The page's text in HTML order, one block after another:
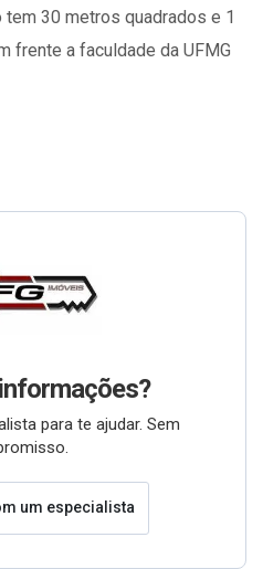
30 metros quadrados e 1
frente a faculdade da UFMG
para te ajudar. Sem
um especialista